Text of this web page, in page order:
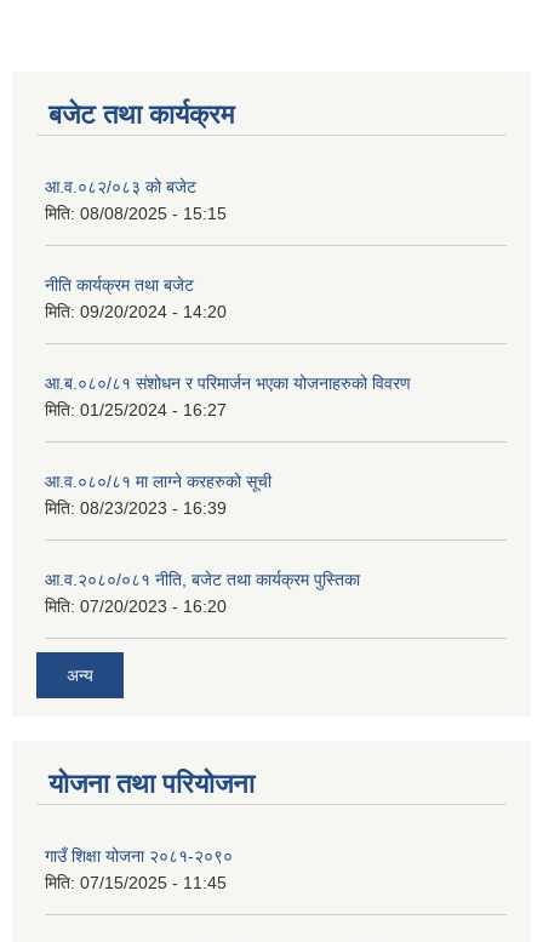
बजेट तथा कार्यक्रम
आ.व.०८२/०८३ को बजेट
मिति: 08/08/2025 - 15:15
नीति कार्यक्रम तथा बजेट
मिति: 09/20/2024 - 14:20
आ.ब.०८०/८१ संशोधन र परिमार्जन भएका योजनाहरुको विवरण
मिति: 01/25/2024 - 16:27
आ.व.०८०/८१ मा लाग्ने करहरुको सूची
मिति: 08/23/2023 - 16:39
आ.व.२०८०/०८१ नीति, बजेट तथा कार्यक्रम पुस्तिका
मिति: 07/20/2023 - 16:20
अन्य
योजना तथा परियोजना
गाउँ शिक्षा योजना २०८१-२०९०
मिति: 07/15/2025 - 11:45